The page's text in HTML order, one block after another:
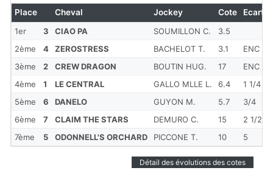
1er 3 CIAO PA SOUMILLON C.
3.5
2ème
4 ZEROSTRESS BACHELOT T. 3.1
ENC
3ème
2 CREW DRAGON BOUTIN HUG. 17
ENC
4ème
1 LE CENTRAL GALLO MLLE L. 6.4
1 1/4
5ème
6 DANELO GUYON M. 5.7
3/4
6ème
7 CLAIM THE STARS DEMURO C. 15
2 1/2
7ème
5 ODONNELL'S ORCHARD PICCONE T. 10 5
Place Cheval Jockey Cote Ecart
Détail des évolutions des cotes